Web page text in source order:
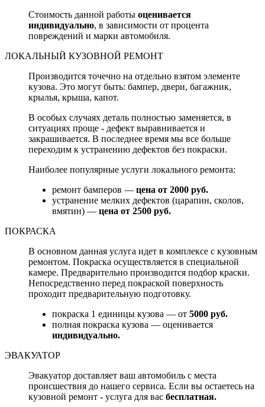
Стоимость данной работы оценивается
индивидуально, в зависимости от процента
повреждений и марки автомобиля.
ЛОКАЛЬНЫЙ КУЗОВНОЙ РЕМОНТ
Производится точечно на отдельно взятом элементе
кузова. Это могут быть: бампер, двери, багажник,
крылья, крыша, капот.
В особых случаях деталь полностью заменяется, в
ситуациях проще - дефект выравнивается и
закрашивается. В последнее время мы все больше
переходим к устранению дефектов без покраски.
Наиболее популярные услуги локального ремонта:
ремонт бамперов — цена от 2000 руб.
устранение мелких дефектов (царапин, сколов,
вмятин) — цена от 2500 руб.
ПОКРАСКА
В основном данная услуга идет в комплексе с кузовным
ремонтом. Покраска осуществляется в специальной
камере. Предварительно производится подбор краски.
Непосредственно перед покраской поверхность
проходит предварительную подготовку.
покраска 1 единицы кузова — от 5000 руб.
полная покраска кузова — оценивается
индивидуально.
ЭВАКУАТОР
Эвакуатор доставляет ваш автомобиль с места
происшествия до нашего сервиса. Если вы остаетесь на
кузовной ремонт - услуга для вас бесплатная.